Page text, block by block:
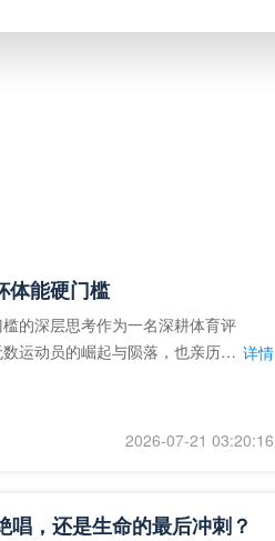
体能硬门槛
的深层思考作为一名深耕体育评
运动员的崛起与陨落，也亲历了 详情
2026-07-21 03:20:16
，还是生命的最后冲刺？